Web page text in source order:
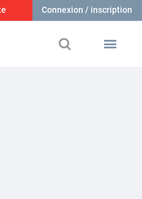
Connexion / inscription